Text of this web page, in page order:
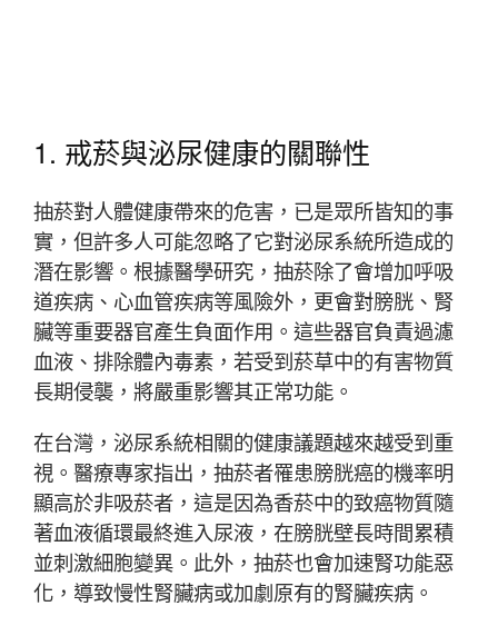
1. 戒菸與泌尿健康的關聯性
抽菸對人體健康帶來的危害，已是眾所皆知的事
實，但許多人可能忽略了它對泌尿系統所造成的
潛在影響。根據醫學研究，抽菸除了會增加呼吸
道疾病、心血管疾病等風險外，更會對膀胱、腎
臟等重要器官產生負面作用。這些器官負責過濾
血液、排除體內毒素，若受到菸草中的有害物質
長期侵襲，將嚴重影響其正常功能。
在台灣，泌尿系統相關的健康議題越來越受到重
視。醫療專家指出，抽菸者罹患膀胱癌的機率明
顯高於非吸菸者，這是因為香菸中的致癌物質隨
著血液循環最終進入尿液，在膀胱壁長時間累積
並刺激細胞變異。此外，抽菸也會加速腎功能惡
化，導致慢性腎臟病或加劇原有的腎臟疾病。